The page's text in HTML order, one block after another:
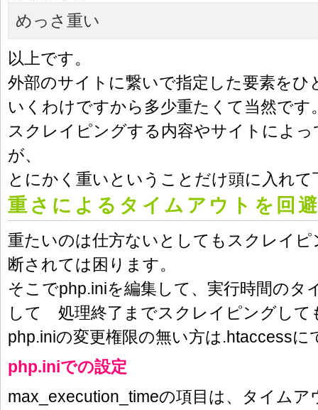
めっさ重い
以上です。
外部のサイトに繋いで指定した要素をひ
いくわけですから多少重たくて当然です
スクレイピングする内容やサイトによ
が、
とにかく重いということだけ頭に入れて
重さによるタイムアウトを回
重たいのは仕方ないとしてもスクレイピ
断されては困ります。
そこでphp.iniを編集して、実行時間のタ
して 処理終了までスクレイピングして
php.iniの変更権限の無い方は.htaccessに
php.iniでの設定
max_execution_timeの項目は、タイムア